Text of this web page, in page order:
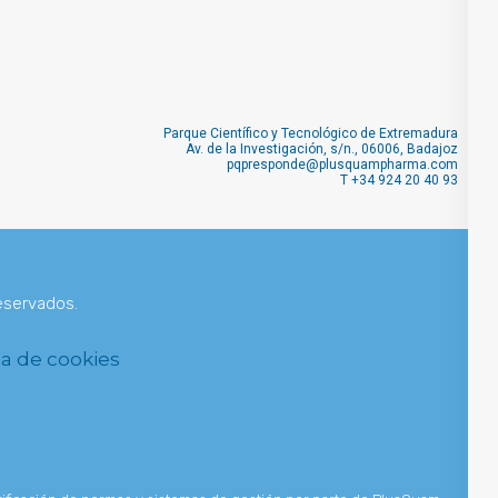
Parque Científico y Tecnológico de Extremadura
Av. de la Investigación, s/n., 06006, Badajoz
pqpresponde@plusquampharma.com
T +34 924 20 40 93
de cookies